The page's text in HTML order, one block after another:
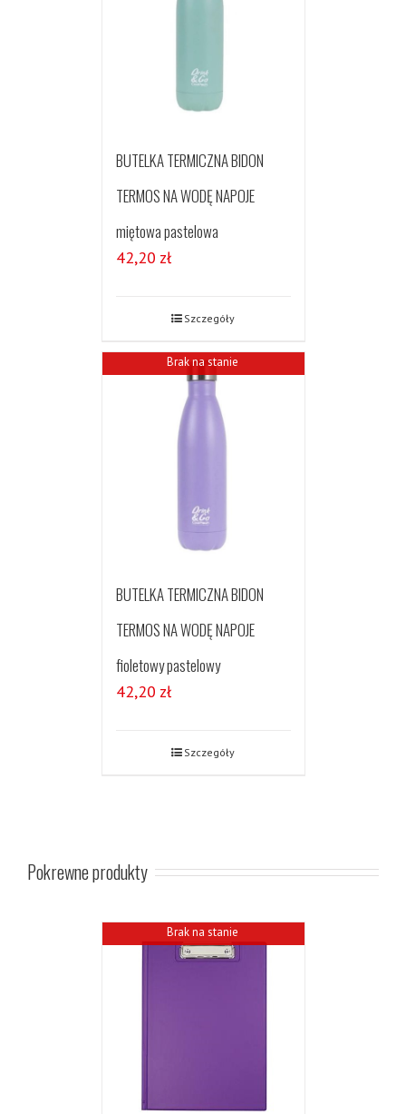
BUTELKA TERMICZNA BIDON
TERMOS NA WODĘ NAPOJE
miętowa pastelowa
42,20 zł
Szczegóły
Brak na stanie
BUTELKA TERMICZNA BIDON
TERMOS NA WODĘ NAPOJE
fioletowy pastelowy
42,20 zł
Szczegóły
Pokrewne produkty
Brak na stanie